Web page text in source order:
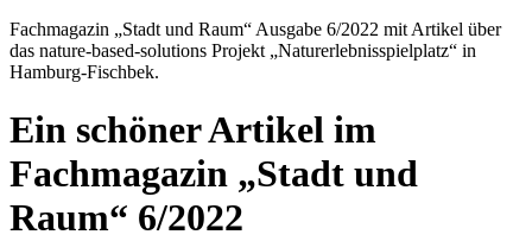
Ein schöner Artikel im
Fachmagazin „Stadt und
Raum“ 6/2022